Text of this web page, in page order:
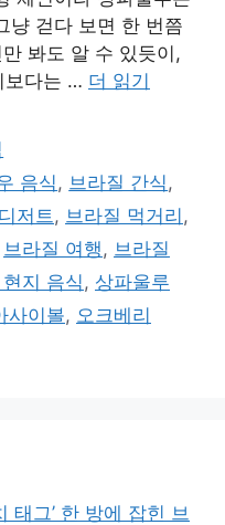
냥 걷다 보면 한 번쯤
봐도 알 수 있듯이,
보다는 … 더 읽기
음식, 브라질 간식 ,
저트 , 브라질 먹거리 ,
브라질 여행 , 브라질
지 음식, 상파울루
사이볼, 오크베리
태그’ 한 방에 잡힌 브